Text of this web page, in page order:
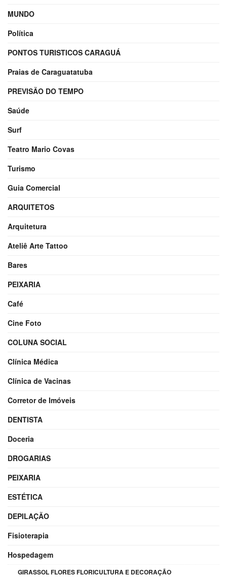
MUNDO
Política
PONTOS TURISTICOS CARAGUÁ
Praias de Caraguatatuba
PREVISÃO DO TEMPO
Saúde
Surf
Teatro Mario Covas
Turismo
Guia Comercial
ARQUITETOS
Arquitetura
Ateliê Arte Tattoo
Bares
PEIXARIA
Café
Cine Foto
COLUNA SOCIAL
Clínica Médica
Clínica de Vacinas
Corretor de Imóveis
DENTISTA
Doceria
DROGARIAS
PEIXARIA
ESTÉTICA
DEPILAÇÃO
Fisioterapia
Hospedagem
GIRASSOL FLORES FLORICULTURA E DECORAÇÃO